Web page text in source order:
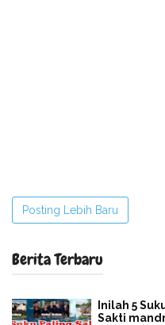
Posting Lebih Baru
Berita Terbaru
Inilah 5
Sakti